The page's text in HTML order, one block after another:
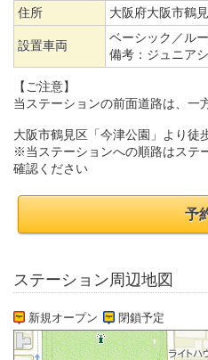
住所 大阪府大阪市鶴
設置車両
ベーシック／ル
備考： ジュニア
【ご注意】
当ステーションの前面道路は、一
大阪市鶴見区「今津公園」より徒
※当ステーションへの順路はステ
確認ください
予
ステーション周辺地図
新規オープン 閉鎖予定